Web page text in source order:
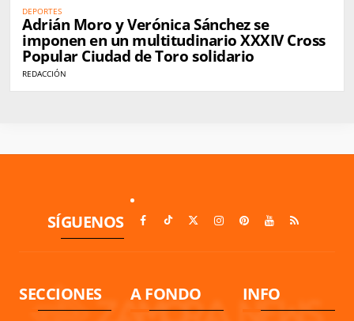
DEPORTES
Adrián Moro y Verónica Sánchez se
imponen en un multitudinario XXXIV Cross
Popular Ciudad de Toro solidario
REDACCIÓN
SÍGUENOS
SECCIONES A FONDO INFO